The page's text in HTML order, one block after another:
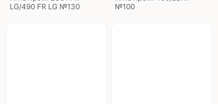
LG/490 FR LG №130
№100